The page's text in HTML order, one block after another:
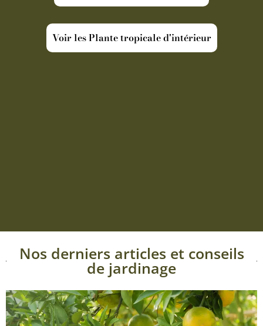
Voir les Plante tropicale d'intérieur
Nos derniers articles et conseils
de jardinage